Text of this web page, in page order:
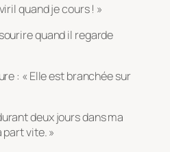
quand je cours ! »
quand il regarde
: « Elle est branchée sur
deux jours dans ma
vite. »